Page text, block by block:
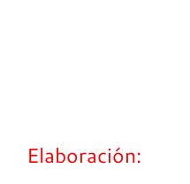
Elaboración: